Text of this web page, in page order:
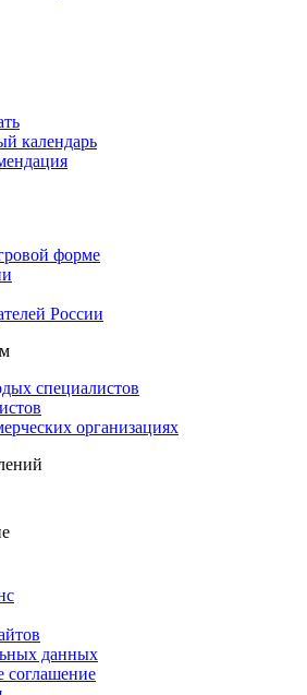
календарь
форме
России
специалистов
организациях
данных
соглашение